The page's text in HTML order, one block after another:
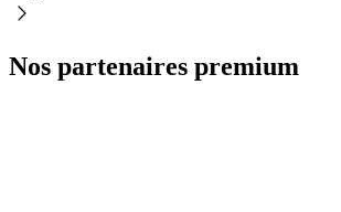
Nos partenaires premium